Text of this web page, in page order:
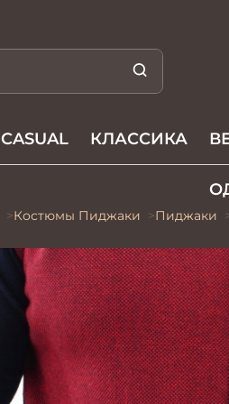
CASUAL КЛАССИКА
Костюмы Пиджаки Пиджаки